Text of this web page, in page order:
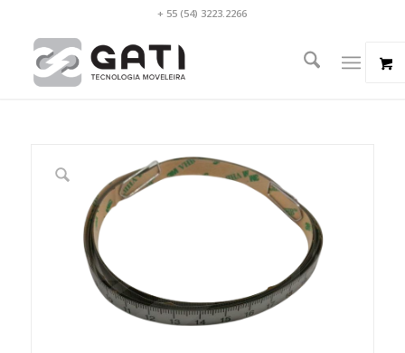
+ 55 (54) 3223.2266